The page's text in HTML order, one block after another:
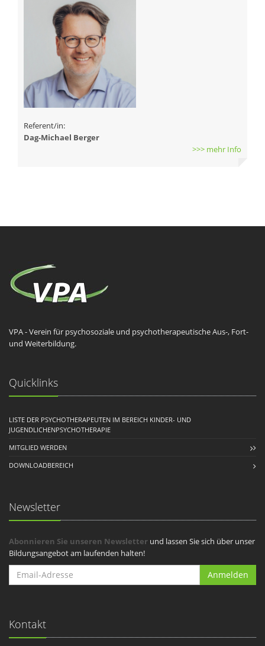
Referent/in:
Dag-Michael Berger
>>> mehr Info
VPA - Verein für psychosoziale und psychotherapeutische Aus-, Fort-
und Weiterbildung.
Quicklinks
LISTE DER PSYCHOTHERAPEUTEN IM BEREICH KINDER- UND
JUGENDLICHENPSYCHOTHERAPIE
MITGLIED WERDEN
DOWNLOADBEREICH
Newsletter
Abonnieren Sie unseren Newsletter und lassen Sie sich über unser
Bildungsangebot am laufenden halten!
Anmelden
Kontakt